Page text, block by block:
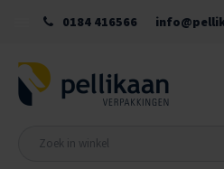
0184 416566